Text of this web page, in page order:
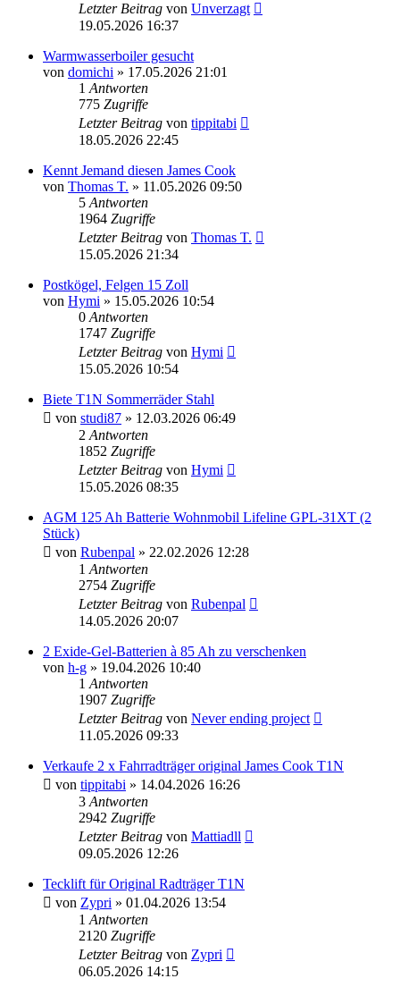
Letzter Beitrag von Unverzagt
19.05.2026 16:37
Warmwasserboiler gesucht
von domichi » 17.05.2026 21:01
1 Antworten
775 Zugriffe
Letzter Beitrag von tippitabi
18.05.2026 22:45
Kennt Jemand diesen James Cook
von Thomas T. » 11.05.2026 09:50
5 Antworten
1964 Zugriffe
Letzter Beitrag von Thomas T.
15.05.2026 21:34
Postkögel, Felgen 15 Zoll
von Hymi » 15.05.2026 10:54
0 Antworten
1747 Zugriffe
Letzter Beitrag von Hymi
15.05.2026 10:54
Biete T1N Sommerräder Stahl
von studi87 » 12.03.2026 06:49
2 Antworten
1852 Zugriffe
Letzter Beitrag von Hymi
15.05.2026 08:35
AGM 125 Ah Batterie Wohnmobil Lifeline GPL-31XT (2
Stück)
von Rubenpal » 22.02.2026 12:28
1 Antworten
2754 Zugriffe
Letzter Beitrag von Rubenpal
14.05.2026 20:07
2 Exide-Gel-Batterien à 85 Ah zu verschenken
von h-g » 19.04.2026 10:40
1 Antworten
1907 Zugriffe
Letzter Beitrag von Never ending project
11.05.2026 09:33
Verkaufe 2 x Fahrradträger original James Cook T1N
von tippitabi » 14.04.2026 16:26
3 Antworten
2942 Zugriffe
Letzter Beitrag von Mattiadll
09.05.2026 12:26
Tecklift für Original Radträger T1N
von Zypri » 01.04.2026 13:54
1 Antworten
2120 Zugriffe
Letzter Beitrag von Zypri
06.05.2026 14:15